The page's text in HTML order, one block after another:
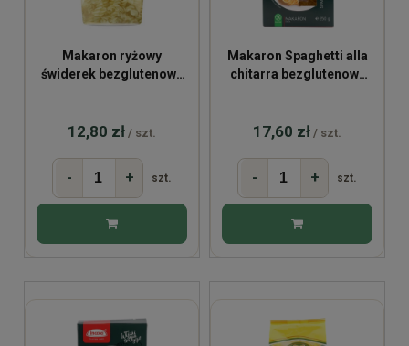
Makaron ryżowy
świderek bezglutenowy
12,80 zł / szt.
- + szt.
Makaron Spaghetti alla
chitarra bezglutenowy
17,60 zł / szt.
- + szt.